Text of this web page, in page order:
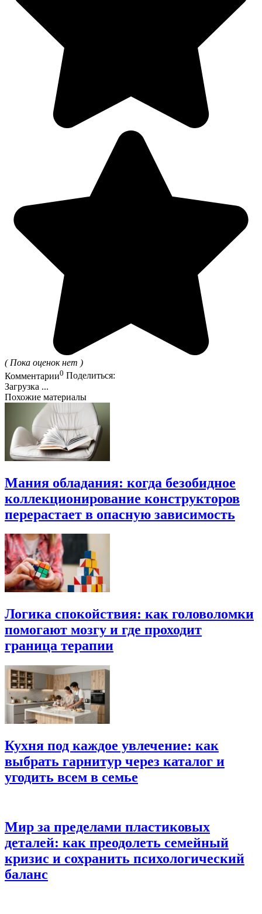
( Пока оценок нет )
Комментарии0 Поделиться:
Загрузка ...
Похожие материалы
Мания обладания: когда безобидное
коллекционирование конструкторов
перерастает в опасную зависимость
Логика спокойствия: как головоломки
помогают мозгу и где проходит
граница терапии
Кухня под каждое увлечение: как
выбрать гарнитур через каталог и
угодить всем в семье
Мир за пределами пластиковых
деталей: как преодолеть семейный
кризис и сохранить психологический
баланс